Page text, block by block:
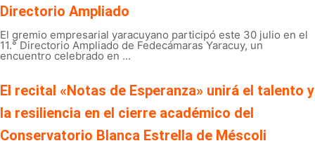
Directorio Ampliado
El gremio empresarial yaracuyano participó este 30 julio en el
11.° Directorio Ampliado de Fedecámaras Yaracuy, un
encuentro celebrado en ...
El recital «Notas de Esperanza» unirá el talento y
la resiliencia en el cierre académico del
Conservatorio Blanca Estrella de Méscoli